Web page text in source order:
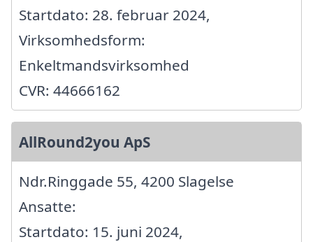
Startdato: 28. februar 2024,
Virksomhedsform:
Enkeltmandsvirksomhed
CVR: 44666162
AllRound2you ApS
Ndr.Ringgade 55, 4200 Slagelse
Ansatte:
Startdato: 15. juni 2024,